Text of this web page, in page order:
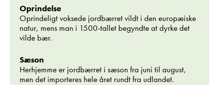
Oprindelse
Oprindeligt voksede jordbærret vildt i den europæiske
natur, mens man i 1500-tallet begyndte at dyrke det
vilde bær.
Sæson
Herhjemme er jordbærret i sæson fra juni til august,
men det importeres hele året rundt fra udlandet.